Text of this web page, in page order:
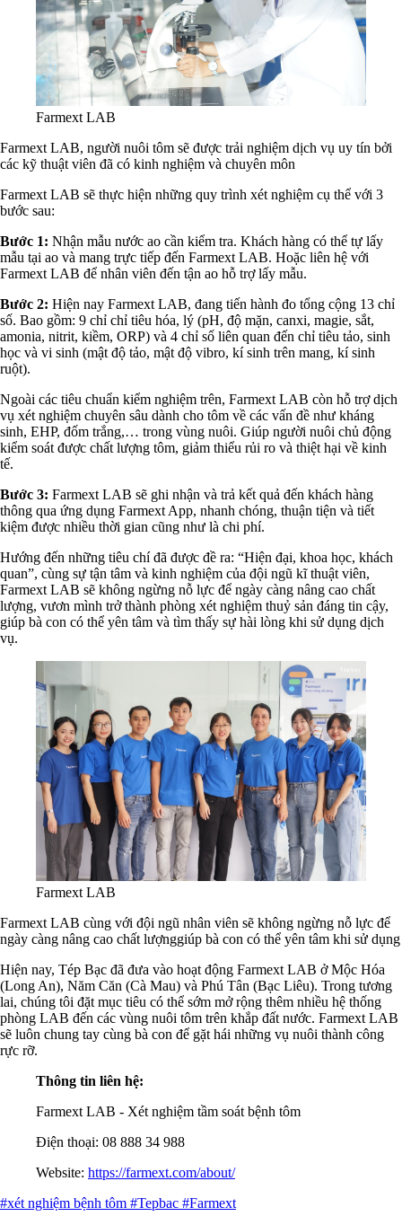
Farmext LAB
Farmext LAB, người nuôi tôm sẽ được trải nghiệm dịch vụ uy tín bởi
các kỹ thuật viên đã có kinh nghiệm và chuyên môn
Farmext LAB sẽ thực hiện những quy trình xét nghiệm cụ thể với 3
bước sau:
Bước 1: Nhận mẫu nước ao cần kiểm tra. Khách hàng có thể tự lấy
mẫu tại ao và mang trực tiếp đến Farmext LAB. Hoặc liên hệ với
Farmext LAB để nhân viên đến tận ao hỗ trợ lấy mẫu.
Bước 2: Hiện nay Farmext LAB, đang tiến hành đo tổng cộng 13 chỉ
số. Bao gồm: 9 chỉ chỉ tiêu hóa, lý (pH, độ mặn, canxi, magie, sắt,
amonia, nitrit, kiềm, ORP) và 4 chỉ số liên quan đến chỉ tiêu tảo, sinh
học và vi sinh (mật độ tảo, mật độ vibro, kí sinh trên mang, kí sinh
ruột).
Ngoài các tiêu chuẩn kiểm nghiệm trên, Farmext LAB còn hỗ trợ dịch
vụ xét nghiệm chuyên sâu dành cho tôm về các vấn đề như kháng
sinh, EHP, đốm trắng,… trong vùng nuôi. Giúp người nuôi chủ động
kiểm soát được chất lượng tôm, giảm thiểu rủi ro và thiệt hại về kinh
tế.
Bước 3: Farmext LAB sẽ ghi nhận và trả kết quả đến khách hàng
thông qua ứng dụng Farmext App, nhanh chóng, thuận tiện và tiết
kiệm được nhiều thời gian cũng như là chi phí.
Hướng đến những tiêu chí đã được đề ra: “Hiện đại, khoa học, khách
quan”, cùng sự tận tâm và kinh nghiệm của đội ngũ kĩ thuật viên,
Farmext LAB sẽ không ngừng nỗ lực để ngày càng nâng cao chất
lượng, vươn mình trở thành phòng xét nghiệm thuỷ sản đáng tin cậy,
giúp bà con có thể yên tâm và tìm thấy sự hài lòng khi sử dụng dịch
vụ.
Farmext LAB
Farmext LAB cùng với đội ngũ nhân viên sẽ không ngừng nỗ lực để
ngày càng nâng cao chất lượnggiúp bà con có thể yên tâm khi sử dụng
Hiện nay, Tép Bạc đã đưa vào hoạt động Farmext LAB ở Mộc Hóa
(Long An), Năm Căn (Cà Mau) và Phú Tân (Bạc Liêu). Trong tương
lai, chúng tôi đặt mục tiêu có thể sớm mở rộng thêm nhiều hệ thống
phòng LAB đến các vùng nuôi tôm trên khắp đất nước. Farmext LAB
sẽ luôn chung tay cùng bà con để gặt hái những vụ nuôi thành công
rực rỡ.
Thông tin liên hệ:
Farmext LAB - Xét nghiệm tầm soát bệnh tôm
Điện thoại: 08 888 34 988
Website: https://farmext.com/about/
#xét nghiệm bệnh tôm #Tepbac #Farmext